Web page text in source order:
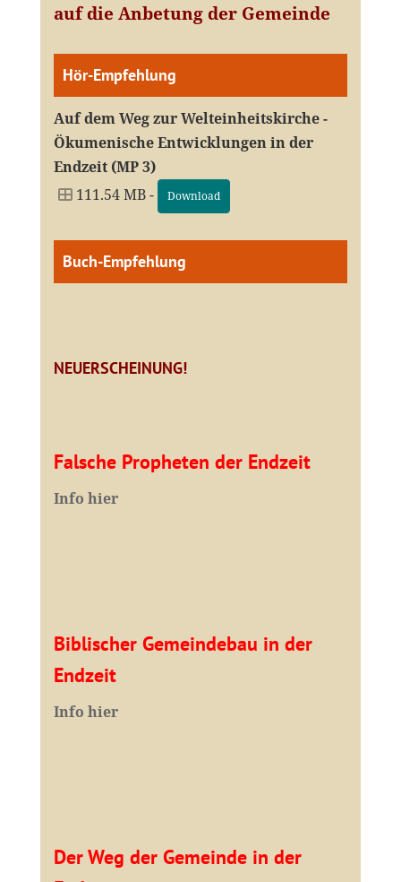
auf die Anbetung der Gemeinde
Hör-Empfehlung
Auf dem Weg zur Welteinheitskirche -
Ökumenische Entwicklungen in der
Endzeit (MP 3)
111.54 MB -
Download
Buch-Empfehlung
NEUERSCHEINUNG!
Falsche Propheten der Endzeit
Info hier
Biblischer Gemeindebau in der
Endzeit
Info hier
Der Weg der Gemeinde in der